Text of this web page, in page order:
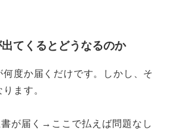
てくるとどうなるのか
度か届くだけです。しかし、そ
ます。
が届く→ここで払えば問題なし